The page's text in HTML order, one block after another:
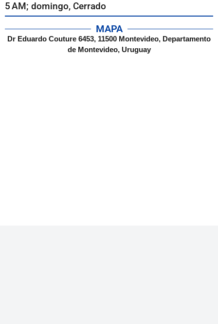
5 AM; domingo, Cerrado
MAPA
Dr Eduardo Couture 6453, 11500 Montevideo, Departamento
de Montevideo, Uruguay